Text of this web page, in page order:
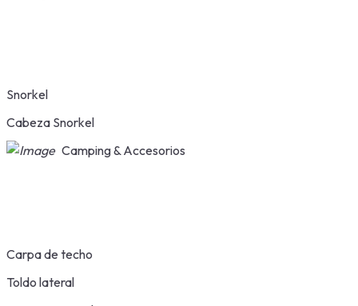
Snorkel
Cabeza Snorkel
Camping & Accesorios
Carpa de techo
Toldo lateral